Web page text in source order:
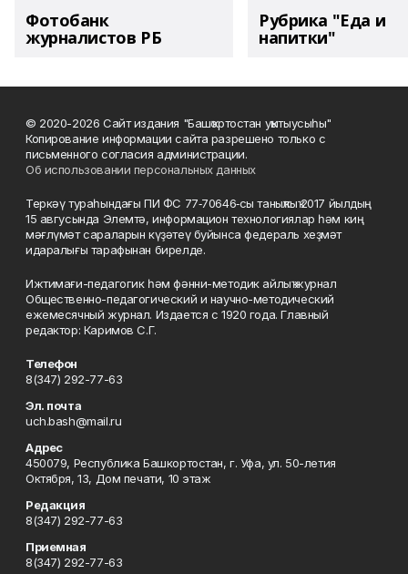
Фотобанк
журналистов РБ
Рубрика "Еда и
напитки"
© 2020-2026 Сайт издания "Башҡортостан уҡытыусыһы"
Копирование информации сайта разрешено только с
письменного согласия администрации.
Об использовании персональных данных
Теркәү тураһындағы ПИ ФС 77‑70646‑сы таныҡлыҡ 2017 йылдың
15 авгусында Элемтә, информацион технологиялар һәм киң
мәғлүмәт сараларын күҙәтеү буйынса федераль хеҙмәт
идаралығы тарафынан бирелде.
Ижтимағи-педагогик һәм фәнни-методик айлыҡ журнал
Общественно-педагогический и научно-методический
ежемесячный журнал. Издается с 1920 года. Главный
редактор: Каримов С.Г.
Телефон
8(347) 292-77-63
Эл. почта
uch.bash@mail.ru
Адрес
450079, Республика Башкортостан, г. Уфа, ул. 50-летия
Октября, 13, Дом печати, 10 этаж
Редакция
8(347) 292-77-63
Приемная
8(347) 292-77-63